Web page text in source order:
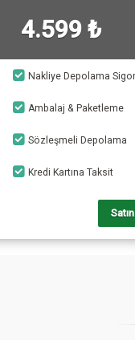
4.599 ₺
Nakliye Depolama
Ambalaj & Paketleme
Sözleşmeli Depolama
Kredi Kartına Taksit